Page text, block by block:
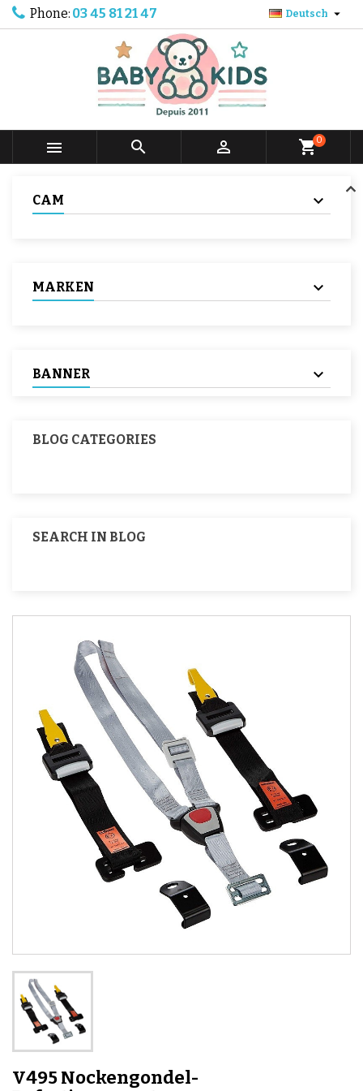
Phone: 03 45 81 21 47 Deutsch 
   shopping_cart0
CAM
MARKEN
BANNER
BLOG CATEGORIES
SEARCH IN BLOG
V495 Nockengondel-